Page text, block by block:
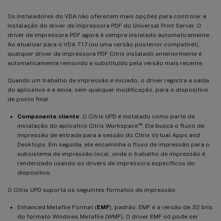
Os instaladores do VDA não oferecem mais opções para controlar a
instalação do driver de impressora PDF do Universal Print Server. O
driver de impressora PDF agora é sempre instalado automaticamente.
Ao atualizar para o VDA 7.17 (ou uma versão posterior compatível),
qualquer driver de impressora PDF Citrix instalado anteriormente é
automaticamente removido e substituído pela versão mais recente.
Quando um trabalho de impressão é iniciado, o driver registra a saída
do aplicativo e a envia, sem qualquer modificação, para o dispositivo
de ponto final.
Componente cliente. O Citrix UPD é instalado como parte da
instalação do aplicativo Citrix Workspace™. Ele busca o fluxo de
impressão de entrada para a sessão do Citrix Virtual Apps and
Desktops. Em seguida, ele encaminha o fluxo de impressão para o
subsistema de impressão local, onde o trabalho de impressão é
renderizado usando os drivers de impressora específicos do
dispositivo.
O Citrix UPD suporta os seguintes formatos de impressão:
Enhanced Metafile Format (EMF), padrão. EMF é a versão de 32 bits
do formato Windows Metafile (WMF). O driver EMF só pode ser